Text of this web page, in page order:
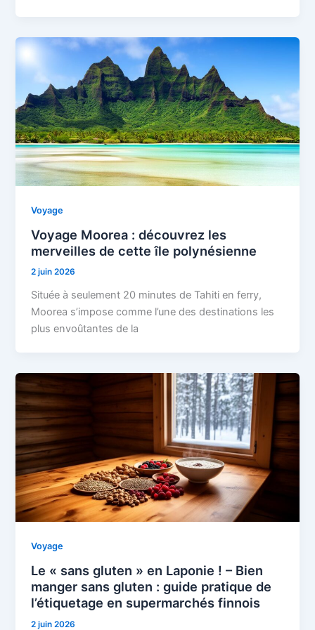
Voyage
Voyage Moorea : découvrez les
merveilles de cette île polynésienne
2 juin 2026
Située à seulement 20 minutes de Tahiti en ferry,
Moorea s’impose comme l’une des destinations les
plus envoûtantes de la
Voyage
Le « sans gluten » en Laponie ! – Bien
manger sans gluten : guide pratique de
l’étiquetage en supermarchés finnois
2 juin 2026